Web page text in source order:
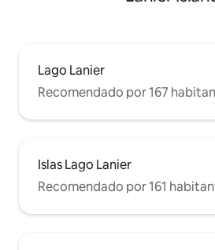
Lago Lanier
Recomendado por 167
Islas Lago Lanier
Recomendado por 161